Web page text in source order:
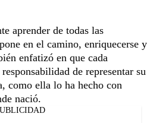
aprender de todas las
en el camino, enriquecerse y
enfatizó en que cada
de representar su
como ella lo ha hecho con
nació.